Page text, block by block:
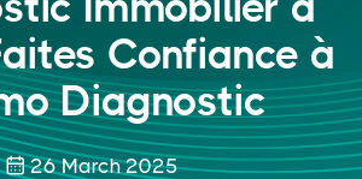
Confiance à
Diagnostic
26 March 2025